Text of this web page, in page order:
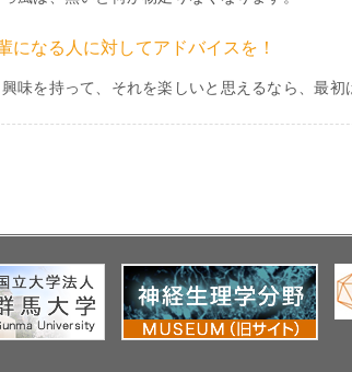
になる人に対してアドバイスを！
味を持って、それを楽しいと思えるなら、最